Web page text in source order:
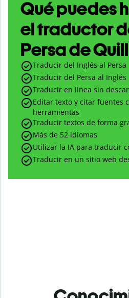
Qué puedes
el traductor
Persa de
Traducir del Inglés al Persa
Traducir del Persa al Inglés
Traducir en línea sin
Editar texto y citar fuentes
herramientas
Traducir textos de forma
Más de 52 idiomas
Utilizar la IA para traducir
Traducir en un sitio web